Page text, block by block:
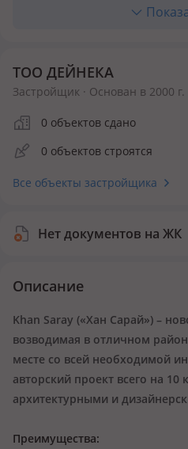
Материалы фасада
Инфраструктура внутри
Детская площадка
ТОО ДЕЙНЕКА
Застройщик · Основан в 2000 г.
0 объектов сдано
0 объектов строятся
Все объекты застройщика
Нет документов на ЖК
Описание
Khan Saray («Хан Сарай») –
возводимая в отличном
месте со всей необходимой
авторский проект всего на
архитектурными и
Преимущества: